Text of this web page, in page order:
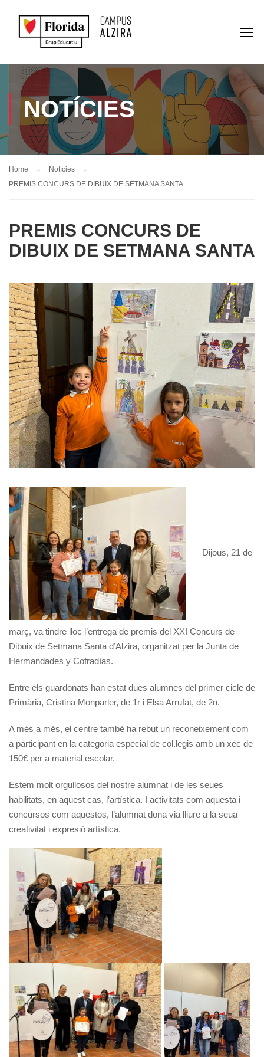
NOTÍCIES
Home
Notícies
PREMIS CONCURS DE DIBUIX DE SETMANA SANTA
PREMIS CONCURS DE
DIBUIX DE SETMANA SANTA
Dijous, 21 de
març, va tindre lloc l’entrega de premis del XXI Concurs de
Dibuix de Setmana Santa d’Alzira, organitzat per la Junta de
Hermandades y Cofradías.
Entre els guardonats han estat dues alumnes del primer cicle de
Primària, Cristina Monparler, de 1r i Elsa Arrufat, de 2n.
A més a més, el centre també ha rebut un reconeixement com
a participant en la categoria especial de col.legis amb un xec de
150€ per a material escolar.
Estem molt orgullosos del nostre alumnat i de les seues
habilitats, en aquest cas, l’artística. I activitats com aquesta i
concursos com aquestos, l’alumnat dona via lliure a la seua
creativitat i expresió artística.